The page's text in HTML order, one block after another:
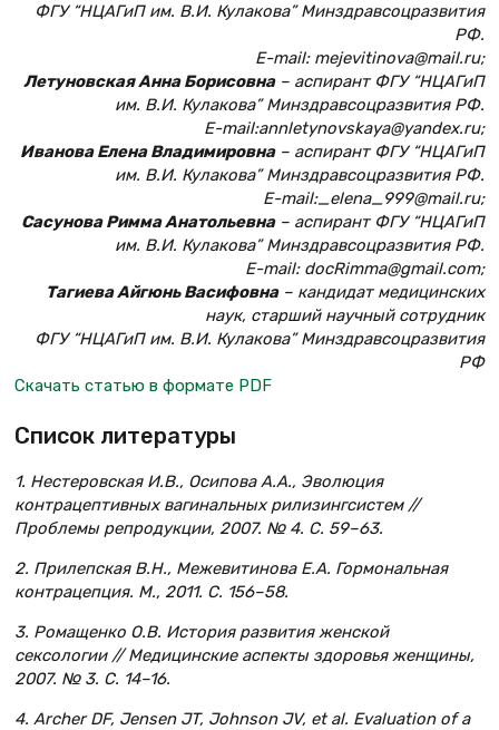
ФГУ “НЦАГиП им. В.И. Кулакова” Минздравсоцразвития
РФ.
E-mail: mejevitinova@mail.ru;
Летуновская Анна Борисовна– аспирант ФГУ “НЦАГиП
им. В.И. Кулакова” Минздравсоцразвития РФ.
E-mail:annletynovskaya@yandex.ru;
Иванова Елена Владимировна– аспирант ФГУ “НЦАГиП
им. В.И. Кулакова” Минздравсоцразвития РФ.
E-mail:_elena_999@mail.ru;
Сасунова Римма Анатольевна– аспирант ФГУ “НЦАГиП
им. В.И. Кулакова” Минздравсоцразвития РФ.
E-mail: docRimma@gmail.com;
Тагиева Айгюнь Васифовна– кандидат медицинских
наук, старший научный сотрудник
ФГУ “НЦАГиП им. В.И. Кулакова” Минздравсоцразвития
РФ
Скачать статью в формате PDF
Список литературы
1. Нестеровская И.В., Осипова А.А., Эволюция
контрацептивных вагинальных рилизингсистем //
Проблемы репродукции, 2007. № 4. C. 59–63.
2. Прилепская В.Н., Межевитинова Е.А. Гормональная
контрацепция. М., 2011. C. 156–58.
3. Ромащенко О.В. История развития женской
сексологии // Медицинские аспекты здоровья женщины,
2007. № 3. C. 14–16.
4. Archer DF, Jensen JT, Johnson JV, et al. Evaluation of a